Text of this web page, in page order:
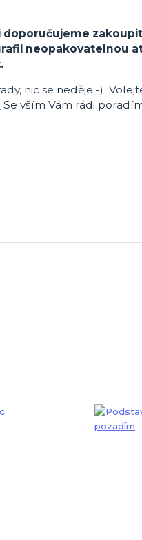
neopakovatelnou
nic se neděje:-)
Se vším Vám rádi